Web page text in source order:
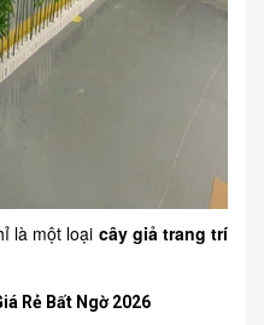
là một loại cây giả trang trí
Rẻ Bất Ngờ 2026